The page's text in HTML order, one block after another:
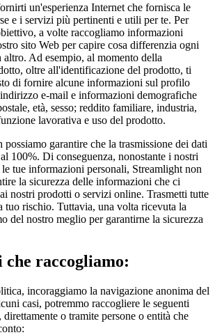
un'esperienza Internet che fornisca le
e i servizi più pertinenti e utili per te. Per
a volte raccogliamo informazioni
sito Web per capire cosa differenzia ogni
altro. Ad esempio, al momento della
oltre all'identificazione del prodotto, ti
di fornire alcune informazioni sul profilo
e-mail e informazioni demografiche
età, sesso; reddito familiare, industria,
lavorativa e uso del prodotto.
possiamo garantire che la trasmissione dei dati
100%. Di conseguenza, nonostante i nostri
tue informazioni personali, Streamlight non
la sicurezza delle informazioni che ci
nostri prodotti o servizi online. Trasmetti tutte
tuo rischio. Tuttavia, una volta ricevuta la
del nostro meglio per garantirne la sicurezza
raccogliamo:
incoraggiamo la navigazione anonima del
casi, potremmo raccogliere le seguenti
o tramite persone o entità che